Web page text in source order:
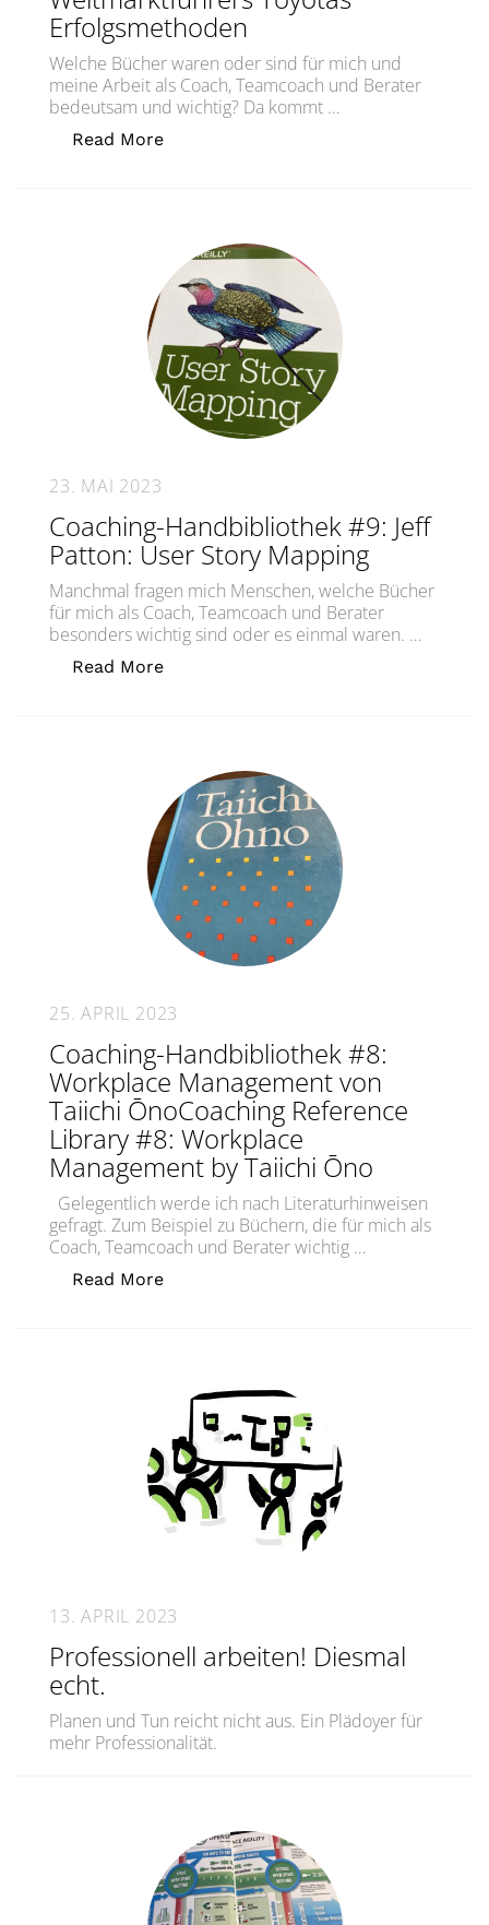
Erfolgsmethoden
Welche Bücher waren oder sind für mich und
meine Arbeit als Coach, Teamcoach und Berater
bedeutsam und wichtig? Da kommt …
Read More„Coaching-Handbibliothek #10: Mike
23. MAI 2023
Coaching-Handbibliothek #9: Jeff
Patton: User Story Mapping
Manchmal fragen mich Menschen, welche Bücher
für mich als Coach, Teamcoach und Berater
besonders wichtig sind oder es einmal waren. …
Read More„Coaching-Handbibliothek #9: Jeff
25. APRIL 2023
Coaching-Handbibliothek #8:
Workplace Management von
Taiichi ŌnoCoaching Reference
Library #8: Workplace
Management by Taiichi Ōno
Gelegentlich werde ich nach Literaturhinweisen
gefragt. Zum Beispiel zu Büchern, die für mich als
Coach, Teamcoach und Berater wichtig …
Read More„Coaching-Handbibliothek #8:
13. APRIL 2023
Professionell arbeiten! Diesmal
echt.
Planen und Tun reicht nicht aus. Ein Plädoyer für
mehr Professionalität.